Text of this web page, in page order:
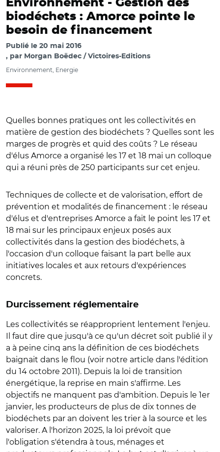
Environnement - Gestion des
biodéchets : Amorce pointe le
besoin de financement
Publié le 20 mai 2016
par Morgan Boëdec / Victoires-Editions
Environnement, Energie
Quelles bonnes pratiques ont les collectivités en
matière de gestion des biodéchets ? Quelles sont les
marges de progrès et quid des coûts ? Le réseau
d'élus Amorce a organisé les 17 et 18 mai un colloque
qui a réuni près de 250 participants sur cet enjeu.
Techniques de collecte et de valorisation, effort de
prévention et modalités de financement : le réseau
d'élus et d'entreprises Amorce a fait le point les 17 et
18 mai sur les principaux enjeux posés aux
collectivités dans la gestion des biodéchets, à
l'occasion d'un colloque faisant la part belle aux
initiatives locales et aux retours d'expériences
concrets.
Durcissement réglementaire
Les collectivités se réapproprient lentement l'enjeu.
Il faut dire que jusqu'à ce qu'un décret soit publié il y
a à peine cinq ans la définition de ces biodéchets
baignait dans le flou (voir notre article dans l'édition
du 14 octobre 2011). Depuis la loi de transition
énergétique, la reprise en main s'affirme. Les
objectifs ne manquent pas d'ambition. Depuis le 1er
janvier, les producteurs de plus de dix tonnes de
biodéchets par an doivent les trier à la source et les
valoriser. A l'horizon 2025, la loi prévoit que
l'obligation s'étendra à tous, ménages et